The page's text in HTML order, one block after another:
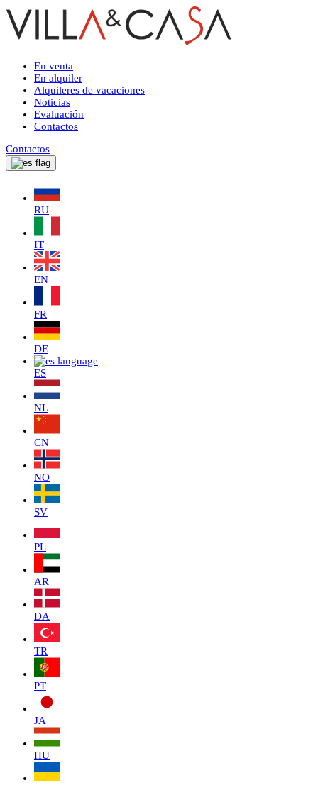
En venta
En alquiler
Alquileres de vacaciones
Noticias
Evaluación
Contactos
Contactos
RU
IT
EN
FR
DE
ES
NL
CN
NO
SV
PL
AR
DA
TR
PT
JA
HU